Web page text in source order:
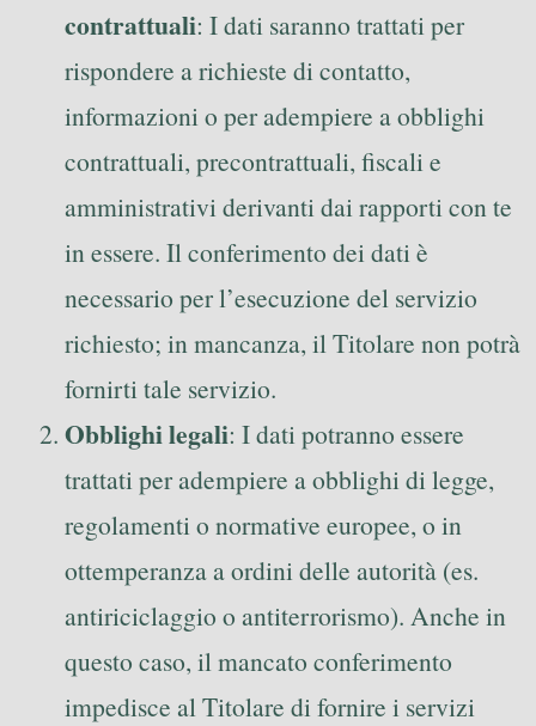
contrattuali: I dati saranno trattati per
rispondere a richieste di contatto,
informazioni o per adempiere a obblighi
contrattuali, precontrattuali, fiscali e
amministrativi derivanti dai rapporti con te
in essere. Il conferimento dei dati è
necessario per l’esecuzione del servizio
richiesto; in mancanza, il Titolare non potrà
fornirti tale servizio.
Obblighi legali: I dati potranno essere
trattati per adempiere a obblighi di legge,
regolamenti o normative europee, o in
ottemperanza a ordini delle autorità (es.
antiriciclaggio o antiterrorismo). Anche in
questo caso, il mancato conferimento
impedisce al Titolare di fornire i servizi